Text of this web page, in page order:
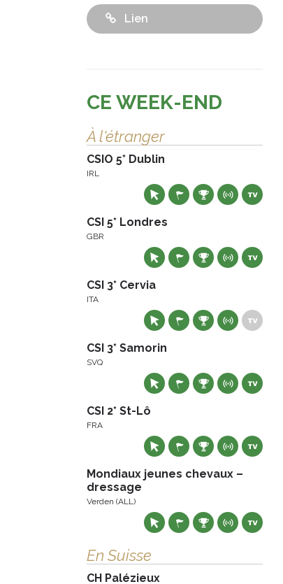
Lien
CE WEEK-END
À l'étranger
CSIO 5* Dublin
IRL
CSI 5* Londres
GBR
CSI 3* Cervia
ITA
CSI 3* Samorin
SVQ
CSI 2* St-Lô
FRA
Mondiaux jeunes chevaux –
dressage
Verden (ALL)
En Suisse
CH Palézieux